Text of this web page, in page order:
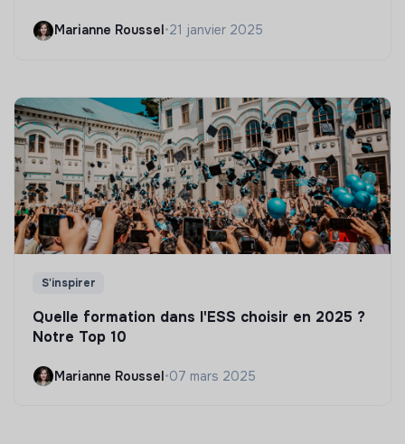
Marianne Roussel•21 janvier 2025
S'inspirer
Quelle formation dans l'ESS choisir en 2025 ?
Notre Top 10
Marianne Roussel•07 mars 2025